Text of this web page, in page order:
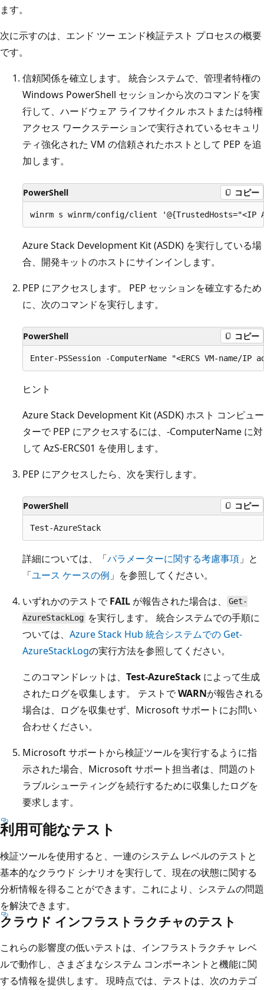
ます。
次に示すのは、エンド ツー エンド検証テスト プロセスの概要
です。
信頼関係を確立します。 統合システムで、管理者特権の
Windows PowerShell セッションから次のコマンドを実
行して、ハードウェア ライフサイクル ホストまたは特権
アクセス ワークステーションで実行されているセキュリ
ティ強化された VM の信頼されたホストとして PEP を追
加します。
PowerShell コピー
Azure Stack Development Kit (ASDK) を実行している場
合、開発キットのホストにサインインします。
PEP にアクセスします。 PEP セッションを確立するため
に、次のコマンドを実行します。
PowerShell コピー
ヒント
Azure Stack Development Kit (ASDK) ホスト コンピュー
ターで PEP にアクセスするには、-ComputerName に対
して AzS-ERCS01 を使用します。
PEP にアクセスしたら、次を実行します。
PowerShell コピー
詳細については、「パラメーターに関する考慮事項 」と
「ユース ケースの例 」を参照してください。
いずれかのテストでFAIL が報告された場合は、
Get-
AzureStackLog を実行します。 統合システムでの手順に
ついては、 Azure Stack Hub 統合システムでの Get-
AzureStackLogの実行方法を参照してください。
このコマンドレットは、 Test-AzureStack によって生成
されたログを収集します。 テストでWARNが報告される
場合は、ログを収集せず、Microsoft サポートにお問い
合わせください。
Microsoft サポートから検証ツールを実行するように指
示された場合、Microsoft サポート担当者は、問題のト
ラブルシューティングを続行するために収集したログを
要求します。
利用可能なテスト
検証ツールを使用すると、一連のシステム レベルのテストと
基本的なクラウド シナリオを実行して、現在の状態に関する
分析情報を得ることができます。これにより、システムの問題
を解決できます。
クラウド インフラストラクチャのテスト
これらの影響度の低いテストは、インフラストラクチャ レベ
ルで動作し、さまざまなシステム コンポーネントと機能に関
する情報を提供します。 現時点では、テストは、次のカテゴ